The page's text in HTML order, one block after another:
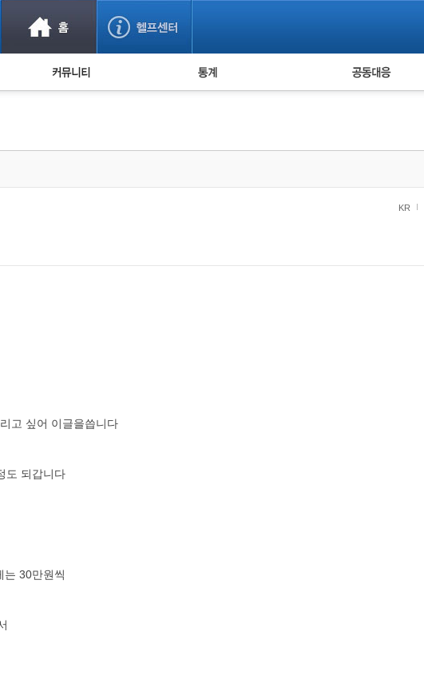
사기 예방했어요! 누적 피해사례 통계 피해자 공동대응
KR
고 싶어 이글을씁니다
도 되갑니다
는 30만원씩